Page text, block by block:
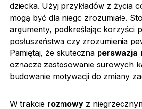
dziecka. Użyj przykładów z życia
mogą być dla niego zrozumiałe.
argumenty, podkreślając korzyści
posłuszeństwa czy zrozumienia
Pamiętaj, że skuteczna perswazja
oznacza zastosowanie surowych
budowanie motywacji do zmiany
W trakcie rozmowy z